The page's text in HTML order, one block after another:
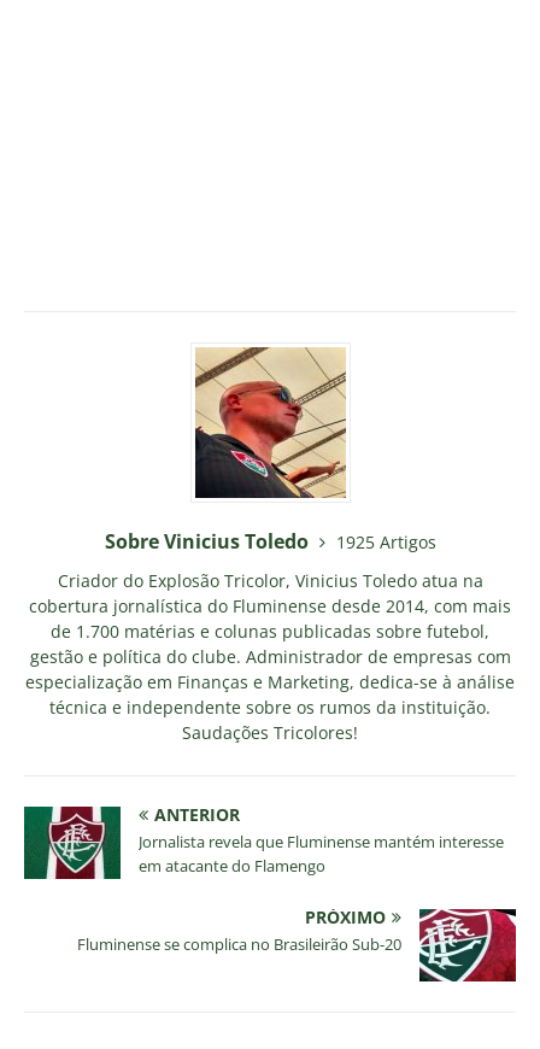
Sobre Vinicius Toledo
1925 Artigos
Criador do Explosão Tricolor, Vinicius Toledo atua na
cobertura jornalística do Fluminense desde 2014, com mais
de 1.700 matérias e colunas publicadas sobre futebol,
gestão e política do clube. Administrador de empresas com
especialização em Finanças e Marketing, dedica-se à análise
técnica e independente sobre os rumos da instituição.
Saudações Tricolores!
ANTERIOR
Jornalista revela que Fluminense mantém interesse
em atacante do Flamengo
PRÓXIMO
Fluminense se complica no Brasileirão Sub-20